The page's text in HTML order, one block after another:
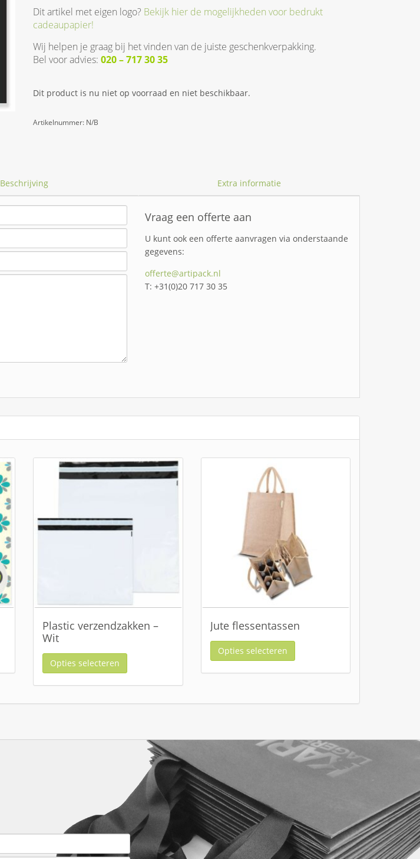
Dit artikel met eigen logo? Bekijk hier de mogelijkheden voor bedrukt
cadeaupapier!
Wij helpen je graag bij het vinden van de juiste geschenkverpakking.
Bel voor advies: 020 – 717 30 35
Dit product is nu niet op voorraad en niet beschikbaar.
Artikelnummer: N/B
Beschrijving Extra informatie
Vraag een offerte aan
U kunt ook een offerte aanvragen via onderstaande
gegevens:
offerte@artipack.nl
T: +31(0)20 717 30 35
Plastic verzendzakken –
Wit
Opties selecteren
Jute flessentassen
Opties selecteren